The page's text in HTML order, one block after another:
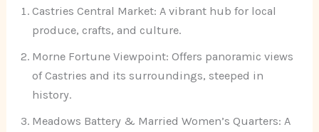
Castries Central Market: A vibrant hub for local
produce, crafts, and culture.
Morne Fortune Viewpoint: Offers panoramic views
of Castries and its surroundings, steeped in
history.
Meadows Battery & Married Women’s Quarters: A